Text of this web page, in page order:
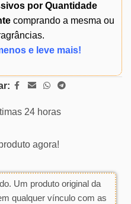
por Quantidade
comprando a mesma ou
e leve mais!
24 horas
agora!
Um produto original da
qualquer vínculo com as